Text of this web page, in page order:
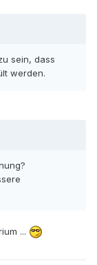
sein, dass
werden.
...